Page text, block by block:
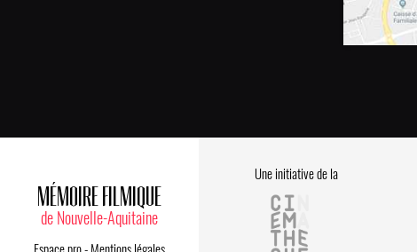
MÉMOIRE FILMIQUE
de Nouvelle-Aquitaine
Une initiative de la